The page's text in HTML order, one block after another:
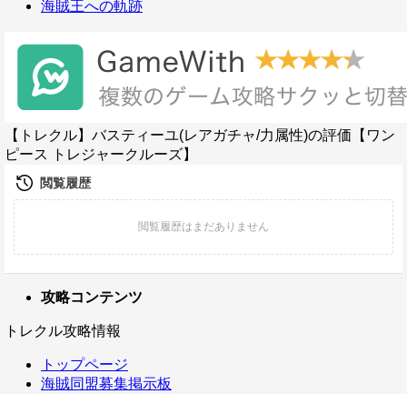
海賊王への軌跡
【トレクル】バスティーユ(レアガチャ/力属性)の評価【ワン
ピース トレジャークルーズ】
攻略コンテンツ
トレクル攻略情報
トップページ
海賊同盟募集掲示板